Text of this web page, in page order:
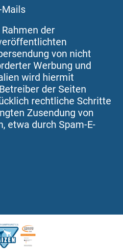
Mails
der
von nicht
Werbung und
wird hiermit
der Seiten
rechtliche Schritte
Zusendung von
etwa durch Spam-E-